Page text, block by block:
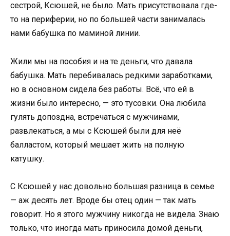
сестрой, Ксюшей, не было. Мать присутствовала где-
то на периферии, но по большей части занималась
нами бабушка по маминой линии.
Жили мы на пособия и на те деньги, что давала
бабушка. Мать перебивалась редкими заработками,
но в основном сидела без работы. Всё, что ей в
жизни было интересно, — это тусовки. Она любила
гулять допоздна, встречаться с мужчинами,
развлекаться, а мы с Ксюшей были для неё
балластом, который мешает жить на полную
катушку.
С Ксюшей у нас довольно большая разница в семье
— аж десять лет. Вроде бы отец один — так мать
говорит. Но я этого мужчину никогда не видела. Знаю
только, что иногда мать приносила домой деньги,